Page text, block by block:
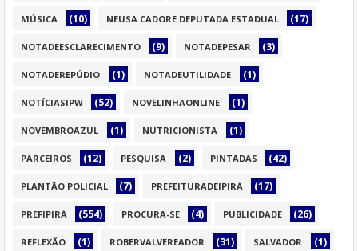
MÚSICA (10) NEUSA CADORE DEPUTADA ESTADUAL (17)
NOTADEESCLARECIMENTO (9) NOTADEPESAR (3)
NOTADEREPÚDIO (1) NOTADEUTILIDADE (1)
NOTÍCIASIPW (52) NOVELINHAONLINE (1)
NOVEMBROAZUL (1) NUTRICIONISTA (1)
PARCEIROS (12) PESQUISA (2) PINTADAS (42)
PLANTÃO POLICIAL (7) PREFEITURADEIPIRÁ (17)
PREFIPIRÁ (554) PROCURA-SE (4) PUBLICIDADE (26)
REFLEXÃO (1) ROBERVALVEREADOR (31) SALVADOR (1)